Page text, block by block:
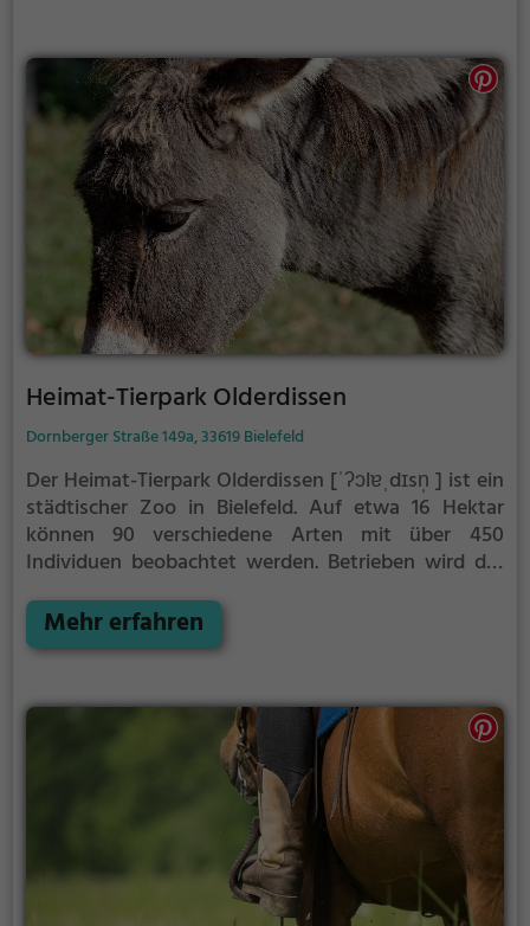
Heimat-Tierpark Olderdissen
Dornberger Straße 149a, 33619 Bielefeld
Der Heimat-Tierpark Olderdissen [ˈʔɔlɐˌdɪsn̩ ] ist ein
städtischer Zoo in Bielefeld. Auf etwa 16 Hektar
können 90 verschiedene Arten mit über 450
Individuen beobachtet werden. Betrieben wird der
Besonderheit eine ganzjährige Öffnung bei
kostenlosem Eintritt bereitstellt. Der Park hat seinen
Erhaltung heimischer Arten.
Mehr erfahren